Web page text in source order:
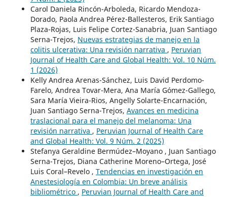
Carol Daniela Rincón-Arboleda, Ricardo Mendoza-
Dorado, Paola Andrea Pérez-Ballesteros, Erik Santiago
Plaza-Rojas, Luis Felipe Cortez-Sanabria, Juan Santiago
Serna-Trejos, Nuevas estrategias de manejo en la
colitis ulcerativa: Una revisión narrativa , Peruvian
Journal of Health Care and Global Health: Vol. 10 Núm.
1 (2026)
Kelly Andrea Arenas-Sánchez, Luis David Perdomo-
Farelo, Andrea Tovar-Mera, Ana María Gómez-Gallego,
Sara María Vieira-Rios, Angelly Solarte-Encarnación,
Juan Santiago Serna-Trejos, Avances en medicina
traslacional para el manejo del melanoma: Una
revisión narrativa , Peruvian Journal of Health Care
and Global Health: Vol. 9 Núm. 2 (2025)
Stefanya Geraldine Bermúdez–Moyano , Juan Santiago
Serna-Trejos, Diana Catherine Moreno–Ortega, José
Luis Coral–Revelo , Tendencias en investigación en
Anestesiología en Colombia: Un breve análisis
bibliométrico , Peruvian Journal of Health Care and